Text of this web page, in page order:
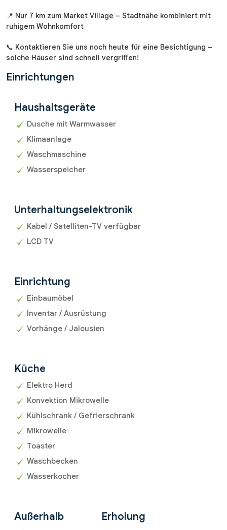
📍 Nur 7 km zum Market Village – Stadtnähe kombiniert mit
ruhigem Wohnkomfort
📞 Kontaktieren Sie uns noch heute für eine Besichtigung –
solche Häuser sind schnell vergriffen!
Einrichtungen
Haushaltsgeräte
Dusche mit Warmwasser
Klimaanlage
Waschmaschine
Wasserspeicher
Unterhaltungselektronik
Kabel / Satelliten-TV verfügbar
LCD TV
Einrichtung
Einbaumöbel
Inventar / Ausrüstung
Vorhänge / Jalousien
Küche
Elektro Herd
Konvektion Mikrowelle
Kühlschrank / Gefrierschrank
Mikrowelle
Toaster
Waschbecken
Wasserkocher
Außerhalb Erholung